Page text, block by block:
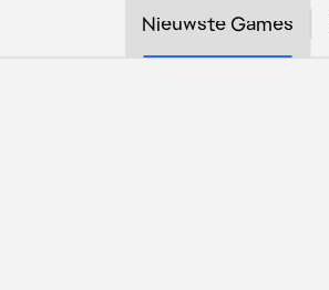
Nieuwste Games